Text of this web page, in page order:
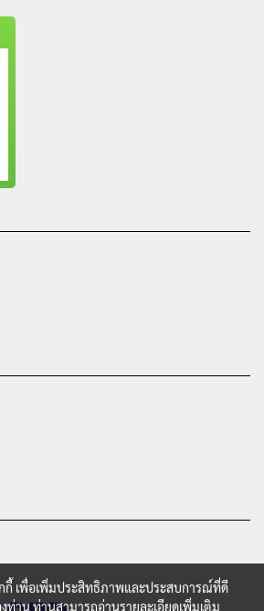
กี้ เพื่อเพิ่มประสิทธิภาพและประสบการณ์ที่ดี
ท่าน ท่านสามารถอ่านรายละเอียดเพิ่มเติม